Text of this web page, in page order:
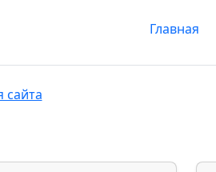
Главная
сайта